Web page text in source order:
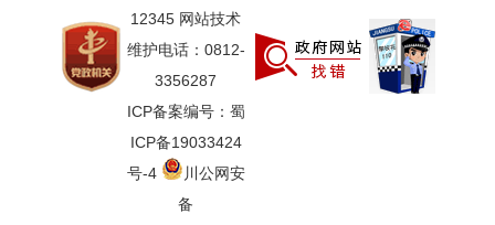
12345 网站技术
维护电话：0812-
3356287
ICP备案编号：蜀
ICP备19033424
号-4
川公网安
备